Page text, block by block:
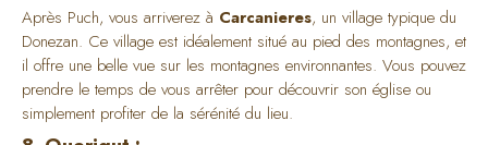
Après Puch, vous arriverez à Carcanieres, un village typique du
Donezan. Ce village est idéalement situé au pied des montagnes, et
il offre une belle vue sur les montagnes environnantes. Vous pouvez
prendre le temps de vous arrêter pour découvrir son église ou
simplement profiter de la sérénité du lieu.